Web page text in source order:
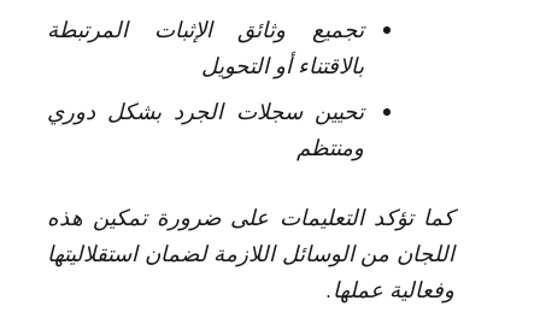
تجميع وثائق الإثبات المرتبطة
بالاقتناء أو التحويل
تحيين سجلات الجرد بشكل دوري
ومنتظم
كما تؤكد التعليمات على ضرورة تمكين هذه
اللجان من الوسائل اللازمة لضمان استقلاليتها
وفعالية عملها.